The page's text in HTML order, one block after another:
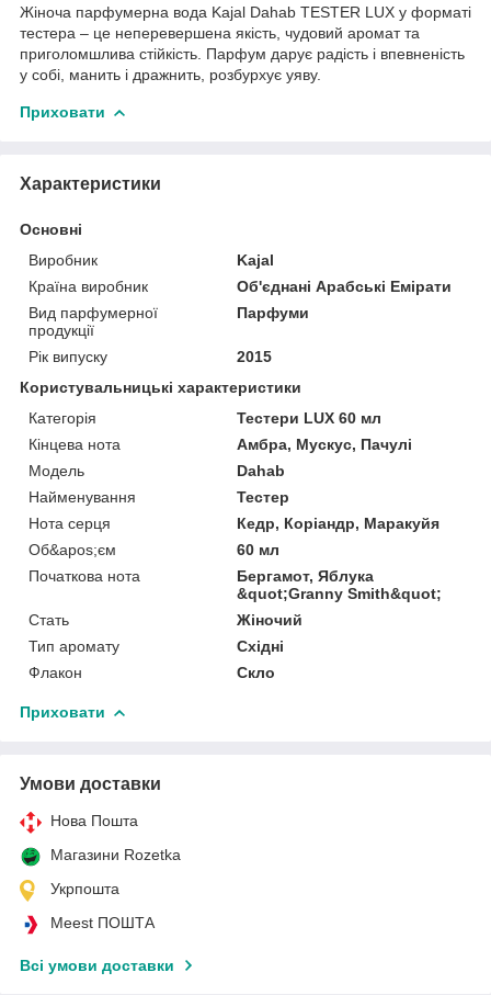
Жіноча парфумерна вода Kajal Dahab TESTER LUX у форматі
тестера – це неперевершена якість, чудовий аромат та
приголомшлива стійкість. Парфум дарує радість і впевненість
у собі, манить і дражнить, розбурхує уяву.
Приховати
Характеристики
Основні
Виробник
Kajal
Країна виробник
Об'єднані Арабські Емірати
Вид парфумерної
продукції
Парфуми
Рік випуску
2015
Користувальницькі характеристики
Категорія
Тестери LUX 60 мл
Кінцева нота
Амбра, Мускус, Пачулі
Мoдель
Dahab
Найменування
Тестер
Нота серця
Кедр, Коріандр, Маракуйя
Об&apos;єм
60 мл
Початкова нота
Бергамот, Яблука
&quot;Granny Smith&quot;
Стать
Жіночий
Тип аромату
Східні
Флакон
Скло
Приховати
Умови доставки
Нова Пошта
Магазини Rozetka
Укрпошта
Meest ПОШТА
Всі умови доставки